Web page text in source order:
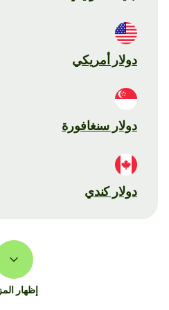
دولار أمريكي
دولار سنغافورة
دولار كندي
إظهار المزيد